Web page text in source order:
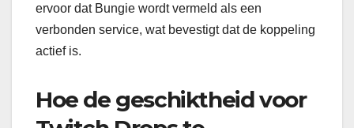
ervoor dat Bungie wordt vermeld als een
verbonden service, wat bevestigt dat de koppeling
actief is.
Hoe de geschiktheid voor